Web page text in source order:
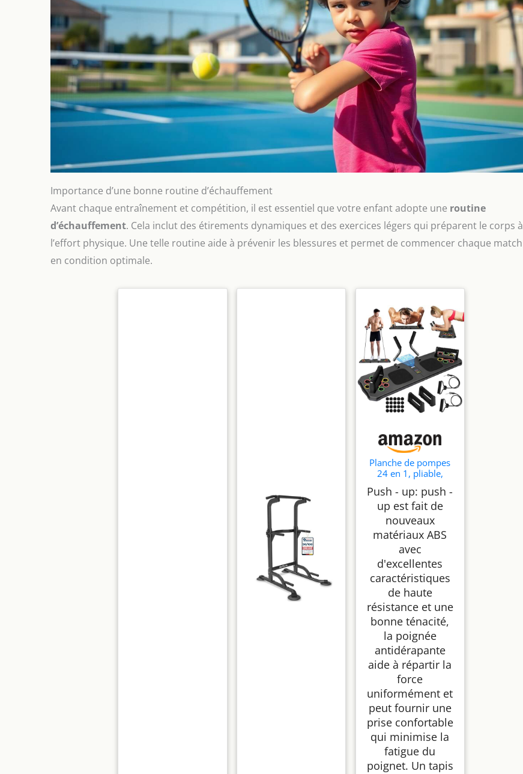
Importance d’une bonne routine d’échauffement
Avant chaque entraînement et compétition, il est essentiel que votre enfant adopte une routine
d’échauffement. Cela inclut des étirements dynamiques et des exercices légers qui préparent le corps à
l’effort physique. Une telle routine aide à prévenir les blessures et permet de commencer chaque match
en condition optimale.
Planche de pompes
24 en 1, pliable,
multifonction, pour
pompes - Pour bar,
maison,
gymnastique,
gymnastique -
Équipement de
fitness pour la
maison -
Entraînement de la
poitrine
Push - up: push -
up est fait de
nouveaux
matériaux ABS
avec
d'excellentes
caractéristiques
de haute
résistance et une
bonne ténacité,
la poignée
antidérapante
aide à répartir la
force
uniformément et
peut fournir une
prise confortable
qui minimise la
fatigue du
poignet. Un tapis